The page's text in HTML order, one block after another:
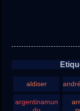
aldiser
argentinamun